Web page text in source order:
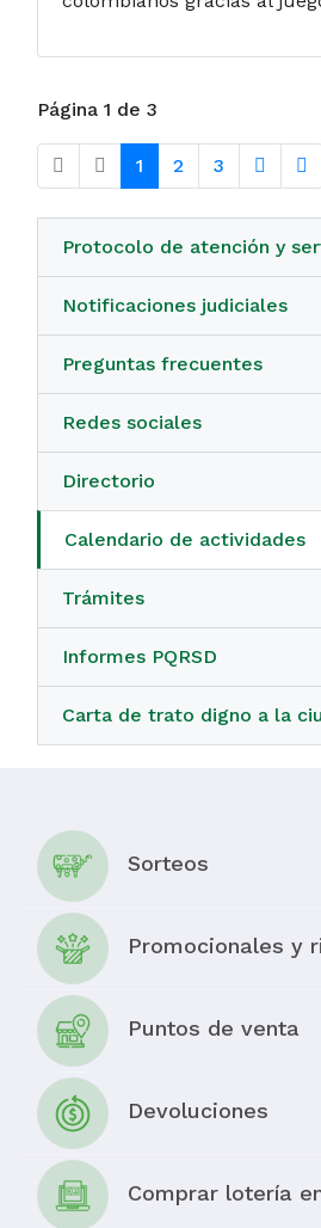
Página 1 de 3
1 2 3
Protocolo de atención y
Notificaciones judiciales
Preguntas frecuentes
Redes sociales
Directorio
Calendario de actividades
Trámites
Informes PQRSD
Carta de trato digno a la
Sorteos
Promocionales y
Puntos de venta
Devoluciones
Comprar lotería